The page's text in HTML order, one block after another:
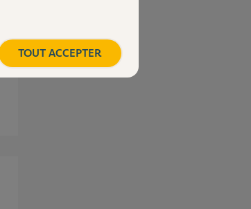
TOUT ACCEPTER